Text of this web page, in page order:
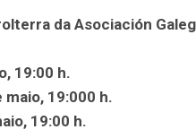
da Asociación
19:00 h.
maio, 19:000 h.
19:00 h.